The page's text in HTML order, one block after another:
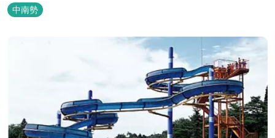
光情報は、松阪観光インフォメーションサイト ワクワク松阪
へ。 ...
中南勢